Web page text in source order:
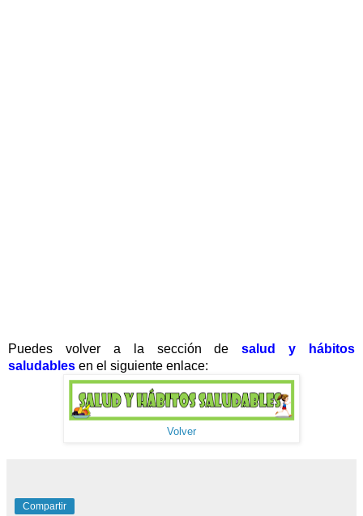
Puedes volver a la sección desalud y hábitos
saludables en el siguiente enlace:
Volver
Compartir